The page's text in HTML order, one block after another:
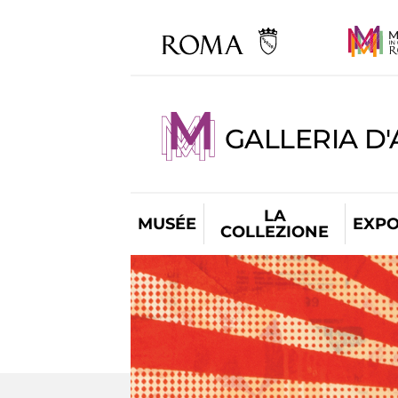
GALLERIA
MUSÉE
LA
COLLEZIONE